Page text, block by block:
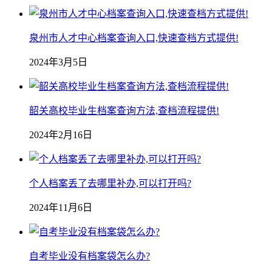
泉州市人才中心档案查询入口,快速查档方式提供!
2024年3月5日
韶关高校毕业生档案查询方法,查档流程提供!
2024年2月16日
个人档案丢了去哪里补办,可以打开吗?
2024年11月6日
自考毕业没有档案袋怎么办?